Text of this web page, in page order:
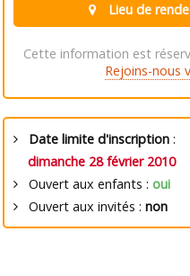
Lieu de
Cette information est
Rejoins-nous
Date limite d'inscription:
dimanche 28 février 2010
Ouvert aux enfants : oui
Ouvert aux invités : non